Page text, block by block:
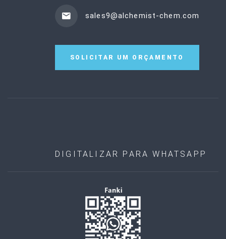
sales9@alchemist-chem.com
SOLICITAR UM ORÇAMENTO
DIGITALIZAR PARA WHATSAPP